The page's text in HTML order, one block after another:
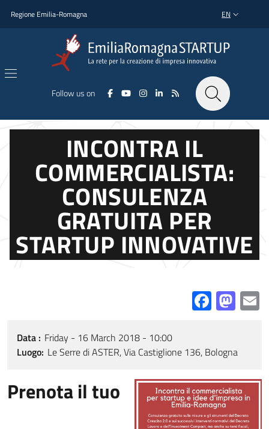
Regione Emilia-Romagna LANGUAGE
EN
Follow us on
INCONTRA IL
COMMERCIALISTA:
CONSULENZA
GRATUITA PER
STARTUP INNOVATIVE
Data
Friday - 16 March 2018 - 10:00
Luogo Le Serre di ASTER, Via Castiglione 136, Bologna
Prenota il tuo